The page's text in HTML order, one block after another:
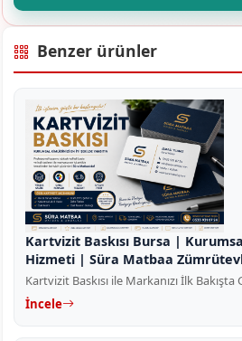
Benzer ürünler
Kartvizit Baskısı Bursa |
Hizmeti | Süra Matbaa
Kartvizit Baskısı ile Markanızı İlk
İncele